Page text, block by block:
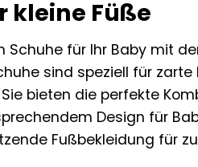
kleine Füße
Schuhe für Ihr Baby mit
sind speziell für
bieten die perfekte
Design für
Fußbekleidung für